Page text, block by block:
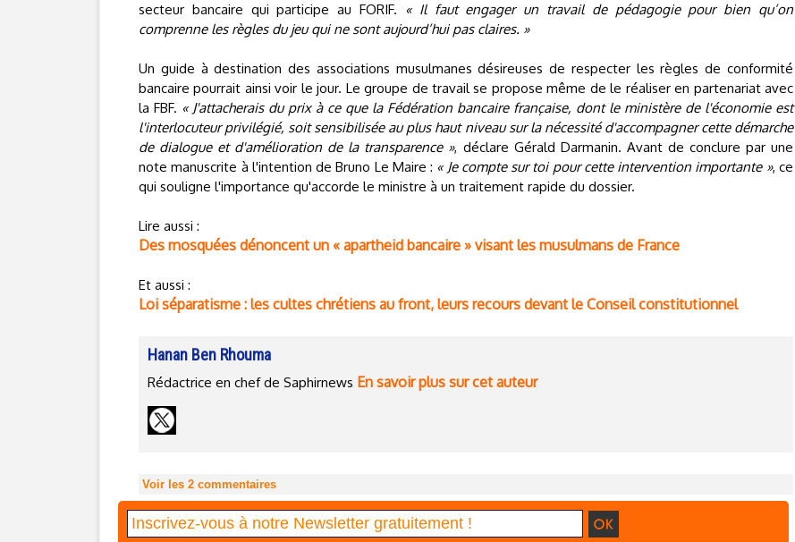
secteur bancaire qui participe au FORIF.
« Il faut engager un travail de pédagogie pour bien qu’on
comprenne les règles du jeu qui ne sont aujourd’hui pas claires. »
Un guide à destination des associations musulmanes désireuses de respecter les règles de conformité
bancaire pourrait ainsi voir le jour. Le groupe de travail se propose même de le réaliser en partenariat avec
la FBF. « J'attacherais du prix à ce que la Fédération bancaire française, dont le ministère de l'économie est
l'interlocuteur privilégié, soit sensibilisée au plus haut niveau sur la nécessité d'accompagner cette démarche
de dialogue et d'amélioration de la transparence », déclare Gérald Darmanin. Avant de conclure par une
note manuscrite à l'intention de Bruno Le Maire : « Je compte sur toi pour cette intervention importante », ce
qui souligne l'importance qu'accorde le ministre à un traitement rapide du dossier.
Lire aussi :
Des mosquées dénoncent un « apartheid bancaire » visant les musulmans de France
Et aussi :
Loi séparatisme : les cultes chrétiens au front, leurs recours devant le Conseil constitutionnel
Hanan Ben Rhouma
Rédactrice en chef de Saphirnews En savoir plus sur cet auteur
Voir les 2 commentaires